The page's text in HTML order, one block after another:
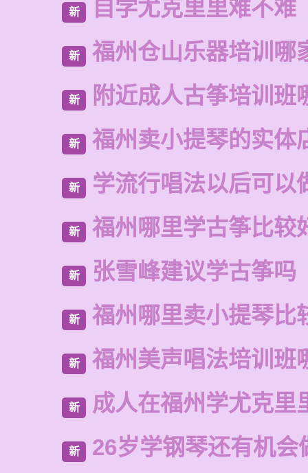
新 自学尤克里里难不难
新 福州仓山乐器培训哪
新 附近成人古筝培训班
新 福州卖小提琴的实体
新 学流行唱法以后可以
新 福州哪里学古筝比较
新 张雪峰建议学古筝吗
新 福州哪里卖小提琴比
新 福州美声唱法培训班
新 成人在福州学尤克里
新 26岁学钢琴还有机会